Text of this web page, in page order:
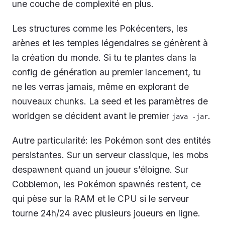
une couche de complexité en plus.
Les structures comme les Pokécenters, les
arènes et les temples légendaires se génèrent à
la création du monde. Si tu te plantes dans la
config de génération au premier lancement, tu
ne les verras jamais, même en explorant de
nouveaux chunks. La seed et les paramètres de
worldgen se décident avant le premier java -jar.
Autre particularité: les Pokémon sont des entités
persistantes. Sur un serveur classique, les mobs
despawnent quand un joueur s’éloigne. Sur
Cobblemon, les Pokémon spawnés restent, ce
qui pèse sur la RAM et le CPU si le serveur
tourne 24h/24 avec plusieurs joueurs en ligne.